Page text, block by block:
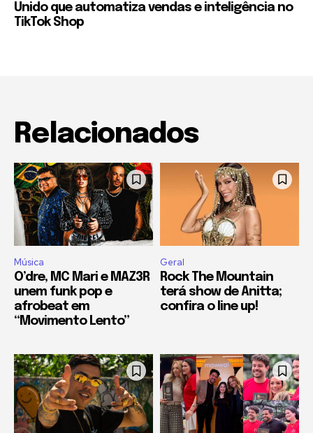
Unido que automatiza vendas e inteligência no
TikTok Shop
Relacionados
Música
O’dre, MC Mari e MAZ3R
unem funk pop e
afrobeat em
“Movimento Lento”
Geral
Rock The Mountain
terá show de Anitta;
confira o line up!